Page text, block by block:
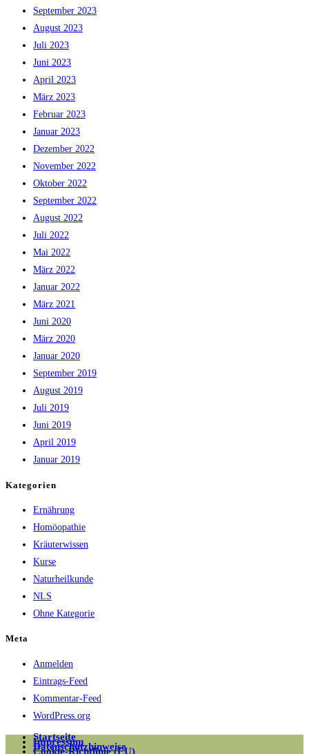
September 2023
August 2023
Juli 2023
Juni 2023
April 2023
März 2023
Februar 2023
Januar 2023
Dezember 2022
November 2022
Oktober 2022
September 2022
August 2022
Juli 2022
Mai 2022
März 2022
Januar 2022
März 2021
Juni 2020
März 2020
Januar 2020
September 2019
August 2019
Juli 2019
Juni 2019
April 2019
Januar 2019
Kategorien
Ernährung
Homöopathie
Kräuterwissen
Kurse
Naturheilkunde
NLS
Ohne Kategorie
Meta
Anmelden
Eintrags-Feed
Kommentar-Feed
WordPress.org
Startseite
Impressum
Datenschutzhinweise
Cookie-Richtlinie (EU)